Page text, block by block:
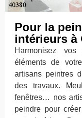
Pour la
intérieurs à
Harmonisez
éléments de
artisans peintres
des travaux.
fenêtres… nos
peindre pour